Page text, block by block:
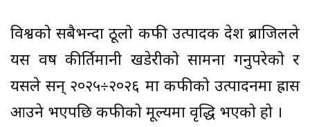
विश्वको सबैभन्दा ठूलो कफी उत्पादक देश ब्राजिलले
यस वर्ष कीर्तिमानी खडेरीको सामना गर्नुपरेको र
यसले सन् २०२५÷२०२६ मा कफीको उत्पादनमा ह्रास
आउने भएपछि कफीको मूल्यमा वृद्धि भएको हो ।